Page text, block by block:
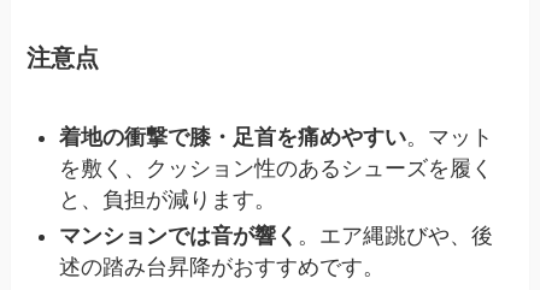
注意点
着地の衝撃で膝・足首を痛めやすい。マット
を敷く、クッション性のあるシューズを履く
と、負担が減ります。
マンションでは音が響く 。エア縄跳びや、後
述の踏み台昇降がおすすめです。